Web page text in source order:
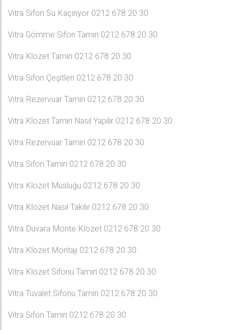
Vitra Sifon Su Kaçırıyor 0212 678 20 30
Vitra Gömme Sifon Tamiri 0212 678 20 30
Vitra Klozet Tamiri 0212 678 20 30
Vitra Sifon Çeşitleri 0212 678 20 30
Vitra Rezervuar Tamiri 0212 678 20 30
Vitra Klozet Tamiri Nasıl Yapılır 0212 678 20 30
Vitra Rezervuar Tamiri 0212 678 20 30
Vitra Sifon Tamiri 0212 678 20 30
Vitra Klozet Musluğu 0212 678 20 30
Vitra Klozet Nasıl Takılır 0212 678 20 30
Vitra Duvara Monte Klozet 0212 678 20 30
Vitra Klozet Montajı 0212 678 20 30
Vitra Klozet Sifonu Tamiri 0212 678 20 30
Vitra Tuvalet Sifonu Tamiri 0212 678 20 30
Vitra Sifon Tamiri 0212 678 20 30